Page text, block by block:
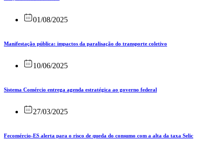
01/08/2025
Manifestação pública: impactos da paralisação do transporte coletivo
10/06/2025
Sistema Comércio entrega agenda estratégica ao governo federal
27/03/2025
Fecomércio-ES alerta para o risco de queda do consumo com a alta da taxa Selic